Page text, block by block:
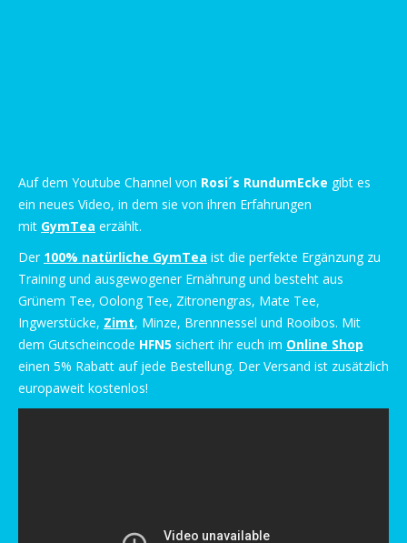
Auf dem Youtube Channel von Rosi´s RundumEcke gibt es
ein neues Video, in dem sie von ihren Erfahrungen
mit GymTea erzählt.
Der 100% natürliche GymTea ist die perfekte Ergänzung zu
Training und ausgewogener Ernährung und besteht aus
Grünem Tee, Oolong Tee, Zitronengras, Mate Tee,
Ingwerstücke, Zimt, Minze, Brennnessel und Rooibos. Mit
dem Gutscheincode HFN5 sichert ihr euch im Online Shop
einen 5% Rabatt auf jede Bestellung. Der Versand ist zusätzlich
europaweit kostenlos!